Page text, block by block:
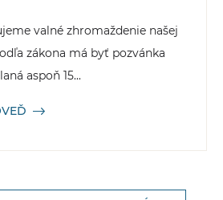
valné zhromaždenie našej
zákona má byť pozvánka
aspoň 15...